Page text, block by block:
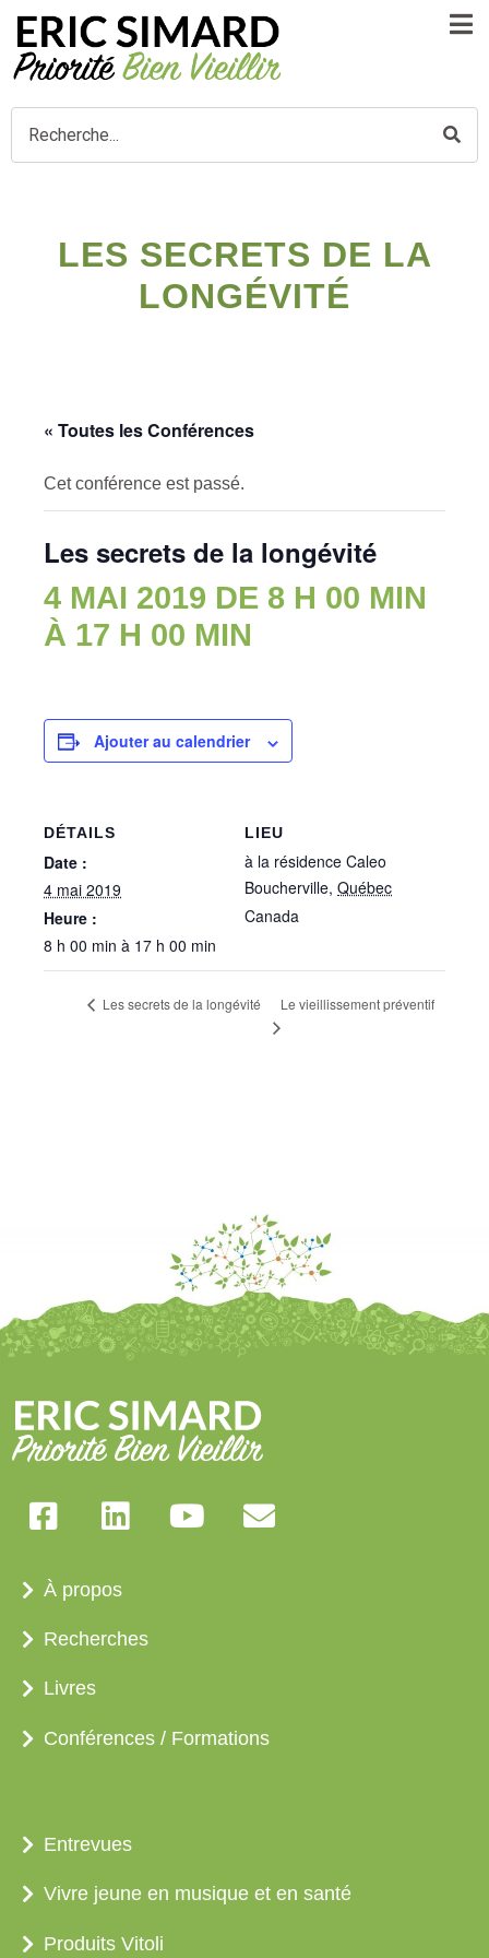
LES SECRETS DE LA
LONGÉVITÉ
« Toutes les Conférences
Cet conférence est passé.
Les secrets de la longévité
4 MAI 2019 DE 8 H 00 MIN
À 17 H 00 MIN
Ajouter au calendrier
DÉTAILS
Date :
4 mai 2019
Heure :
8 h 00 min à 17 h 00 min
LIEU
à la résidence Caleo
Boucherville, Québec
Canada
Les secrets de la longévité Le vieillissement préventif
À propos
Recherches
Livres
Conférences / Formations
Entrevues
Vivre jeune en musique et en santé
Produits Vitoli